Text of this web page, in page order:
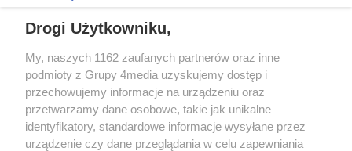
Drogi Użytkowniku,
My, naszych 1162 zaufanych partnerów oraz inne
podmioty z Grupy 4media uzyskujemy dostęp i
przechowujemy informacje na urządzeniu oraz
przetwarzamy dane osobowe, takie jak unikalne
identyfikatory, standardowe informacje wysyłane przez
urządzenie czy dane przeglądania w celu zapewniania